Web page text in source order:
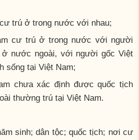
trú ở trong nước với nhau;
cư trú ở trong nước với người
nước ngoài, với người gốc Việt
sống tại Việt Nam;
chưa xác định được quốc tịch
thường trú tại Việt Nam.
sinh; dân tộc; quốc tịch; nơi cư